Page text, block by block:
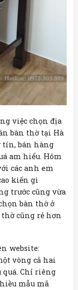
việc chọn địa
bàn thờ tại Hà
tín, bán hàng
am hiểu. Hôm
các anh em
kiến gì
trước cũng vừa
bàn thờ ở
thờ cũng rẻ hơn
website:
vòng cả hai
Chỉ riêng
mẫu mã